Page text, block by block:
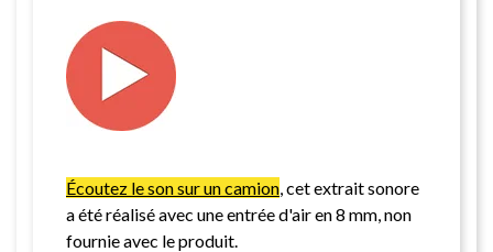
Écoutez le son sur un camion, cet extrait sonore
a été réalisé avec une entrée d'air en 8 mm, non
fournie avec le produit.